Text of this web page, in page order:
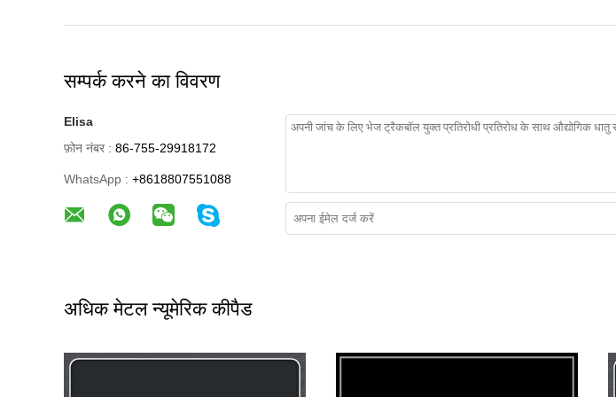
सम्पर्क करने का विवरण
Elisa
फ़ोन नंबर : 86-755-29918172
WhatsApp : +8618807551088
अधिक मेटल न्यूमेरिक कीपैड